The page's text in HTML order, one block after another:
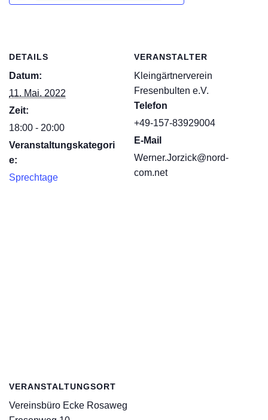
DETAILS
Datum:
11. Mai. 2022
Zeit:
18:00 - 20:00
Veranstaltungskategori
e:
Sprechtage
VERANSTALTER
Kleingärtnerverein
Fresenbulten e.V.
Telefon
+49-157-83929004
E-Mail
Werner.Jorzick@nord-
com.net
VERANSTALTUNGSORT
Vereinsbüro Ecke Rosaweg